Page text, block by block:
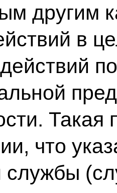
другим
в
Такая
что
службы